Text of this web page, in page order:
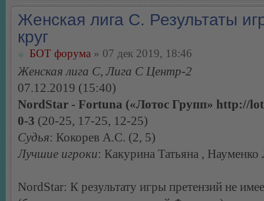
Женская лига С. Результаты
круг
БОТ форума » 07 дек 2019, 18:46
Женская лига С, Лига С Центр-2
07.12.2019 (15:40)
NordStar - Fortuna («Лотос Групп» http://
0-3 (20-25, 17-25, 12-25)
Судья: Кокорев А.С. (2, 5)
Лучшие игроки: Какурина Татьяна , Науменко
NordStar: К результату игры претензий не